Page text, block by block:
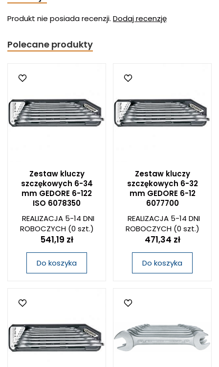
Produkt nie posiada recenzji. Dodaj recenzję
Polecane produkty
Zestaw kluczy
szczękowych 6-34
mm GEDORE 6-122
ISO 6078350
REALIZACJA 5-14 DNI
ROBOCZYCH(0 szt.)
541,19 zł
Do koszyka
Zestaw kluczy
szczękowych 6-32
mm GEDORE 6-12
6077700
REALIZACJA 5-14 DNI
ROBOCZYCH(0 szt.)
471,34 zł
Do koszyka